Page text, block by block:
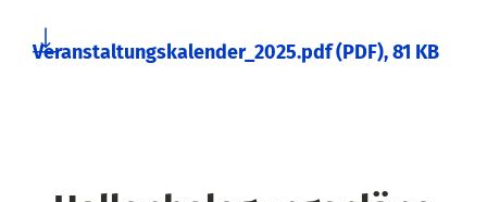
Veranstaltungskalender_2025.pdf(PDF), 81 KB